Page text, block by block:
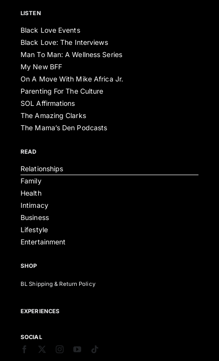
LISTEN
Black Love Events
Black Love: The Interviews
Man To Man: A Wellness Series
My New BFF
On A Move With Mike Africa Jr.
Parenting For The Culture
SOL Affirmations
The Amazing Clarks
The Mama’s Den Podcasts
READ
Relationships
Family
Health
Intimacy
Business
Lifestyle
Entertainment
SHOP
BL Shipping & Return Policy
EXPERIENCES
SOCIAL